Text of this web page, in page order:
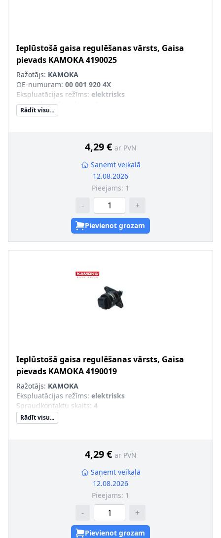
Ieplūstošā gaisa regulēšanas vārsts, Gaisa
pievads KAMOKA4190025
Ražotājs: KAMOKA
OE-numuram: 00 001 920 4X
Ekspluatācijas režīms: elektrisks
Spraudkontaktu skaits
Rādīt visu...
4,29 € ar PVN
Saņemt veikalā
12.08.2026
Pieejams: 1
- +
Pievienot grozam
Ieplūstošā gaisa regulēšanas vārsts, Gaisa
pievads KAMOKA4190019
Ražotājs: KAMOKA
Ekspluatācijas režīms: elektrisks
Spraudkontaktu skaits: 4
Rādīt visu...
4,29 € ar PVN
Saņemt veikalā
12.08.2026
Pieejams: 1
- +
Pievienot grozam